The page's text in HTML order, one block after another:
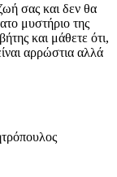
σας και δεν θα
μυστήριο της
και μάθετε ότι,
αρρώστια αλλά